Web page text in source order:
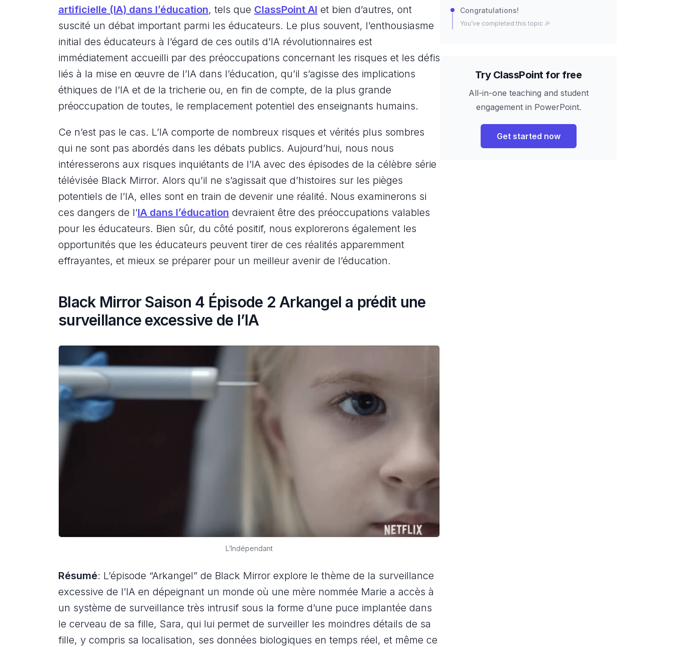
artificielle (IA) dans l’éducation, tels que ClassPoint AI et bien d’autres, ont
suscité un débat important parmi les éducateurs. Le plus souvent, l’enthousiasme
initial des éducateurs à l’égard de ces outils d’IA révolutionnaires est
immédiatement accueilli par des préoccupations concernant les risques et les défis
liés à la mise en œuvre de l’IA dans l’éducation, qu’il s’agisse des implications
éthiques de l’IA et de la tricherie ou, en fin de compte, de la plus grande
préoccupation de toutes, le remplacement potentiel des enseignants humains.
Ce n’est pas le cas. L’IA comporte de nombreux risques et vérités plus sombres
qui ne sont pas abordés dans les débats publics. Aujourd’hui, nous nous
intéresserons aux risques inquiétants de l’IA avec des épisodes de la célèbre série
télévisée Black Mirror. Alors qu’il ne s’agissait que d’histoires sur les pièges
potentiels de l’IA, elles sont en train de devenir une réalité. Nous examinerons si
ces dangers de l’IA dans l’éducation devraient être des préoccupations valables
pour les éducateurs. Bien sûr, du côté positif, nous explorerons également les
opportunités que les éducateurs peuvent tirer de ces réalités apparemment
effrayantes, et mieux se préparer pour un meilleur avenir de l’éducation.
Black Mirror Saison 4 Épisode 2 Arkangel a prédit une
surveillance excessive de l’IA
L’Indépendant
Résumé: L’épisode “Arkangel” de Black Mirror explore le thème de la surveillance
excessive de l’IA en dépeignant un monde où une mère nommée Marie a accès à
un système de surveillance très intrusif sous la forme d’une puce implantée dans
le cerveau de sa fille, Sara, qui lui permet de surveiller les moindres détails de sa
fille, y compris sa localisation, ses données biologiques en temps réel, et même ce
Congratulations!
You’ve completed this topic 🎉
Try ClassPoint for free
All-in-one teaching and student
engagement in PowerPoint.
Get started now